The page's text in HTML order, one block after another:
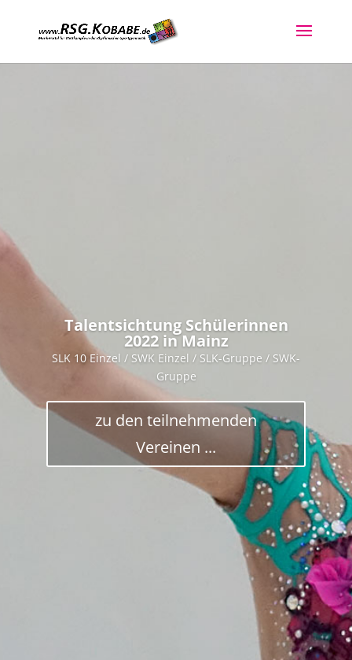
Talentsichtung Schülerinnen
2022 in Mainz
SLK 10 Einzel / SWK Einzel / SLK-Gruppe / SWK-
Gruppe
zu den teilnehmenden
Vereinen ...